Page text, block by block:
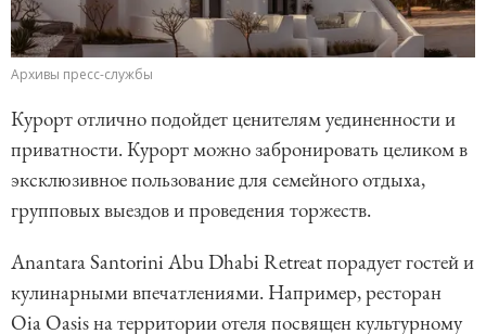
Архивы пресс-службы
Курорт отлично подойдет ценителям уединенности и
приватности. Курорт можно забронировать целиком в
эксклюзивное пользование для семейного отдыха,
групповых выездов и проведения торжеств.
Anantara Santorini Abu Dhabi Retreat порадует гостей и
кулинарными впечатлениями. Например, ресторан
Oia Oasis на территории отеля посвящен культурному